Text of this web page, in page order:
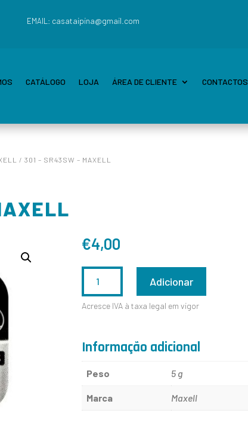
EMAIL: casataipina@gmail.com
CATÁLOGO LOJA ÁREA DE CLIENTE CONTACTOS
/ 301 – SR43SW – MAXELL
€4,00
QUANTIDADE
DE
-
SR43SW
-
Adicionar
Acresce IVA à taxa legal em vigor
Informação adicional
Peso 5 g
Marca Maxell